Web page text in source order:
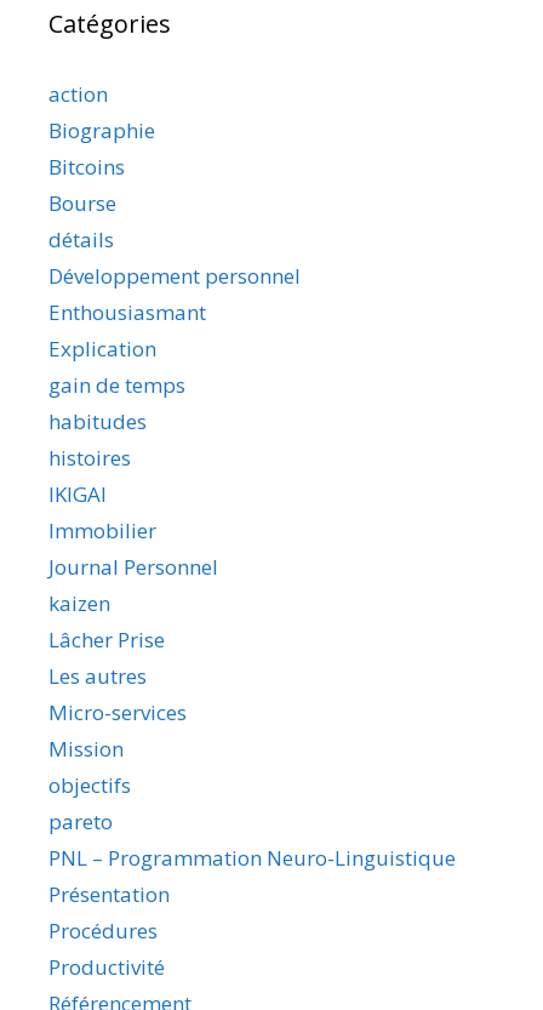
Catégories
action
Biographie
Bitcoins
Bourse
détails
Développement personnel
Enthousiasmant
Explication
gain de temps
habitudes
histoires
IKIGAI
Immobilier
Journal Personnel
kaizen
Lâcher Prise
Les autres
Micro-services
Mission
objectifs
pareto
PNL – Programmation Neuro-Linguistique
Présentation
Procédures
Productivité
Référencement